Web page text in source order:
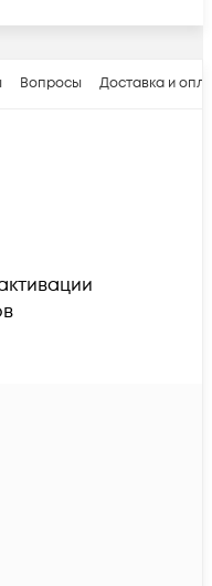
Вопросы Доставка и